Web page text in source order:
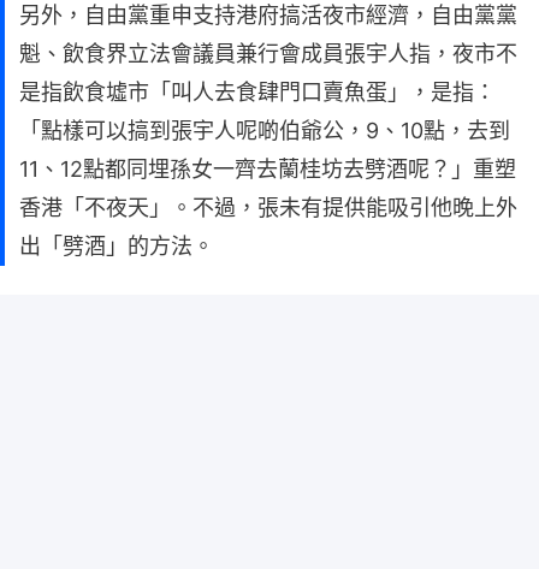
另外，自由黨重申支持港府搞活夜市經濟，自由黨黨
魁、飲食界立法會議員兼行會成員張宇人指，夜市不
是指飲食墟市「叫人去食肆門口賣魚蛋」，是指：
「點樣可以搞到張宇人呢啲伯爺公，9、10點，去到
11、12點都同埋孫女一齊去蘭桂坊去劈酒呢？」重塑
香港「不夜天」。不過，張未有提供能吸引他晚上外
出「劈酒」的方法。